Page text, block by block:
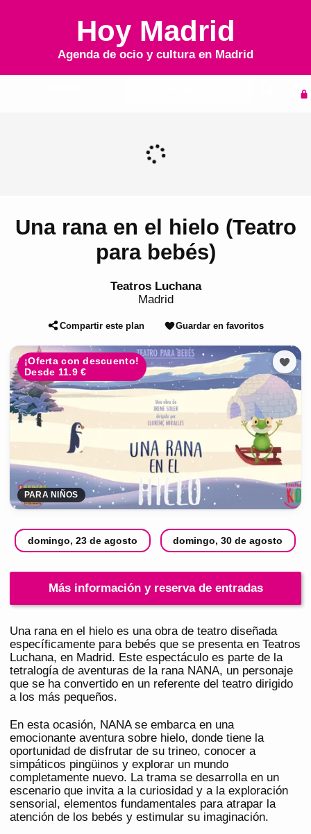
Hoy Madrid
Agenda de ocio y cultura en Madrid
Una rana en el hielo (Teatro
para bebés)
Teatros Luchana
Madrid
Compartir este plan Guardar en favoritos
¡Oferta con descuento!
Desde 11.9 €
PARA NIÑOS
domingo, 23 de agosto domingo, 30 de agosto
Más información y reserva de entradas
Una rana en el hielo es una obra de teatro diseñada
específicamente para bebés que se presenta en Teatros
Luchana, en Madrid. Este espectáculo es parte de la
tetralogía de aventuras de la rana NANA, un personaje
que se ha convertido en un referente del teatro dirigido
a los más pequeños.
En esta ocasión, NANA se embarca en una
emocionante aventura sobre hielo, donde tiene la
oportunidad de disfrutar de su trineo, conocer a
simpáticos pingüinos y explorar un mundo
completamente nuevo. La trama se desarrolla en un
escenario que invita a la curiosidad y a la exploración
sensorial, elementos fundamentales para atrapar la
atención de los bebés y estimular su imaginación.